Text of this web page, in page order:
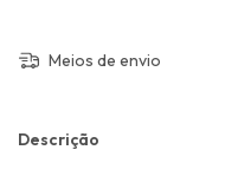
Meios de envio
Descrição